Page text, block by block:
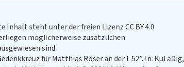
Inhalt steht unter der freien Lizenz CC BY 4.0
möglicherweise zusätzlichen
sind.
für Matthias Röser an der L 52”. In: KuLaDig,